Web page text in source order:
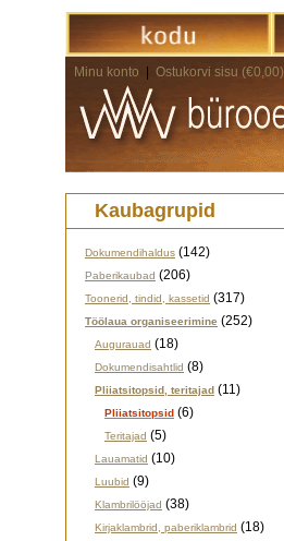
Minu konto Ostukorvi sisu (€0,00)
Kaubagrupid
Dokumendihaldus (142)
Paberikaubad (206)
Toonerid, tindid, kassetid (317)
Töölaua organiseerimine (252)
Augurauad (18)
Dokumendisahtlid (8)
Pliiatsitopsid, teritajad (11)
Pliiatsitopsid (6)
Teritajad (5)
Lauamatid (10)
Luubid (9)
Klambrilööjad (38)
Kirjaklambrid, paberiklambrid (18)